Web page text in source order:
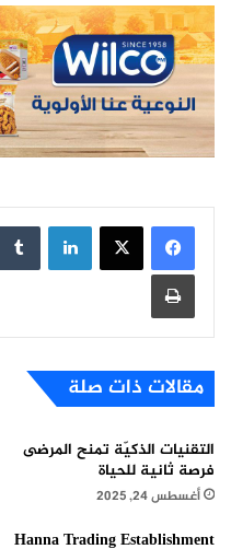
لينكدإن
طباعة
مقالات ذات صلة
التقنيات الذكيّة تمنح المرضى
فرصة ثانية للحياة
أغسطس 24, 2025
Hanna Trading Establishment